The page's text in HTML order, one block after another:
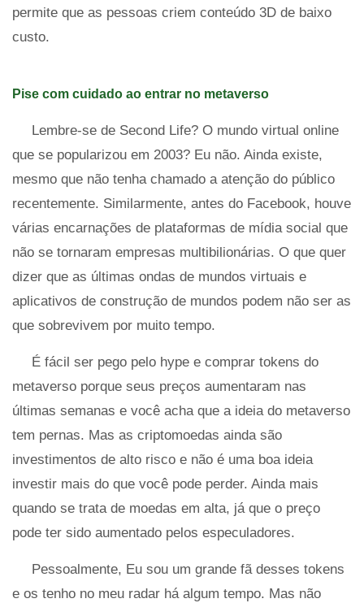
permite que as pessoas criem conteúdo 3D de baixo
custo.
Pise com cuidado ao entrar no metaverso
Lembre-se de Second Life? O mundo virtual online
que se popularizou em 2003? Eu não. Ainda existe,
mesmo que não tenha chamado a atenção do público
recentemente. Similarmente, antes do Facebook, houve
várias encarnações de plataformas de mídia social que
não se tornaram empresas multibilionárias. O que quer
dizer que as últimas ondas de mundos virtuais e
aplicativos de construção de mundos podem não ser as
que sobrevivem por muito tempo.
É fácil ser pego pelo hype e comprar tokens do
metaverso porque seus preços aumentaram nas
últimas semanas e você acha que a ideia do metaverso
tem pernas. Mas as criptomoedas ainda são
investimentos de alto risco e não é uma boa ideia
investir mais do que você pode perder. Ainda mais
quando se trata de moedas em alta, já que o preço
pode ter sido aumentado pelos especuladores.
Pessoalmente, Eu sou um grande fã desses tokens
e os tenho no meu radar há algum tempo. Mas não